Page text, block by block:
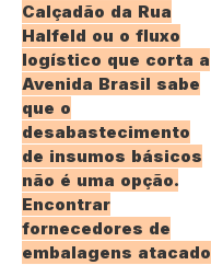
Calçadão da Rua
Halfeld ou o fluxo
logístico que corta a
Avenida Brasil sabe
que o
desabastecimento
de insumos básicos
não é uma opção.
Encontrar
fornecedores de
embalagens atacado